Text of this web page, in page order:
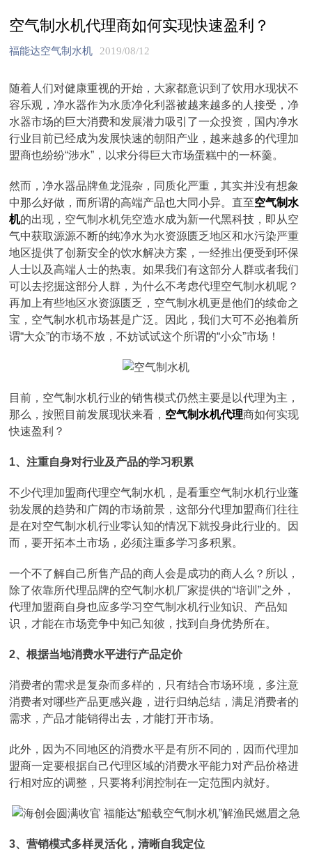
空气制水机代理商如何实现快速盈利？
福能达空气制水机 2019/08/12
随着人们对健康重视的开始，大家都意识到了饮用水现状不
容乐观，净水器作为水质净化利器被越来越多的人接受，净
水器市场的巨大消费和发展潜力吸引了一众投资，国内净水
行业目前已经成为发展快速的朝阳产业，越来越多的代理加
盟商也纷纷“涉水”，以求分得巨大市场蛋糕中的一杯羹。
然而，净水器品牌鱼龙混杂，同质化严重，其实并没有想象
中那么好做，而所谓的高端产品也大同小异。直至空气制水
机的出现，空气制水机凭空造水成为新一代黑科技，即从空
气中获取源源不断的纯净水为水资源匮乏地区和水污染严重
地区提供了创新安全的饮水解决方案，一经推出便受到环保
人士以及高端人士的热衷。如果我们有这部分人群或者我们
可以去挖掘这部分人群，为什么不考虑代理空气制水机呢？
再加上有些地区水资源匮乏，空气制水机更是他们的续命之
宝，空气制水机市场甚是广泛。因此，我们大可不必抱着所
谓“大众”的市场不放，不妨试试这个所谓的“小众”市场！
目前，空气制水机行业的销售模式仍然主要是以代理为主，
那么，按照目前发展现状来看， 空气制水机代理商如何实现
快速盈利？
1、注重自身对行业及产品的学习积累
不少代理加盟商代理空气制水机，是看重空气制水机行业蓬
勃发展的趋势和广阔的市场前景，这部分代理加盟商们往往
是在对空气制水机行业零认知的情况下就投身此行业的。因
而，要开拓本土市场，必须注重多学习多积累。
一个不了解自己所售产品的商人会是成功的商人么？所以，
除了依靠所代理品牌的空气制水机厂家提供的“培训”之外，
代理加盟商自身也应多学习空气制水机行业知识、产品知
识，才能在市场竞争中知己知彼，找到自身优势所在。
2、根据当地消费水平进行产品定价
消费者的需求是复杂而多样的，只有结合市场环境，多注意
消费者对哪些产品更感兴趣，进行归纳总结，满足消费者的
需求，产品才能销得出去，才能打开市场。
此外，因为不同地区的消费水平是有所不同的，因而代理加
盟商一定要根据自己代理区域的消费水平能力对产品价格进
行相对应的调整，只要将利润控制在一定范围内就好。
3、营销模式多样灵活化，清晰自我定位